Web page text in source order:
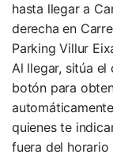
hasta llegar a
derecha en
Parking Villur
Al llegar, sitúa el
botón para
quienes te
fuera del horario